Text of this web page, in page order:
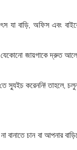
অফিস এবং
যেকোনো জায়গাকে দ্রুত
স্যুইচ করেননি! তাহলে,
চান বা আপনার